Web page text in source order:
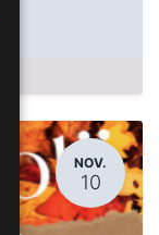
NOV.
10